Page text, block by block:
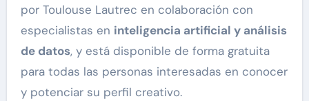
por Toulouse Lautrec en colaboración con
especialistas en inteligencia artificial y análisis
de datos, y está disponible de forma gratuita
para todas las personas interesadas en conocer
y potenciar su perfil creativo.